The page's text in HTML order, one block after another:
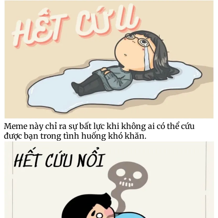
Meme này chỉ ra sự bất lực khi không ai có thể cứu
được bạn trong tình huống khó khăn.